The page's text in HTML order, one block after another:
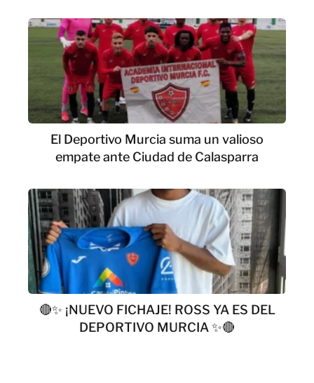
El Deportivo Murcia suma un valioso
empate ante Ciudad de Calasparra
🔴✨ ¡NUEVO FICHAJE! ROSS YA ES DEL
DEPORTIVO MURCIA ✨🔴